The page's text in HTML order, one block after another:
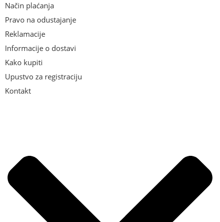
Način plaćanja
Pravo na odustajanje
Reklamacije
Informacije o dostavi
Kako kupiti
Upustvo za registraciju
Kontakt